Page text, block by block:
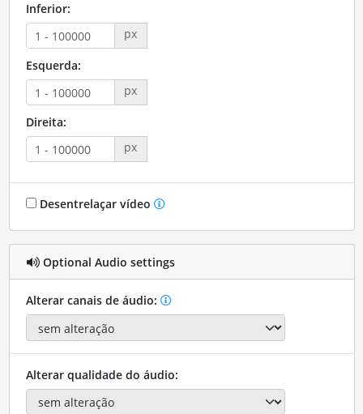
Inferior:
px
Esquerda:
px
Direita:
px
Desentrelaçar vídeo
Optional Audio settings
Alterar canais de áudio:
Alterar qualidade do áudio: